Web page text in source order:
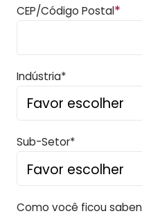
CEP/Código Postal*
Indústria*
Sub-Setor*
Como você ficou